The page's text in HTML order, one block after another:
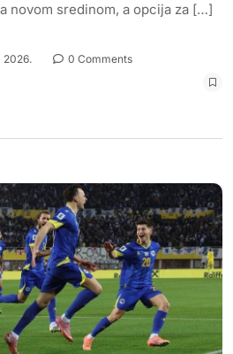
novom sredinom, a opcija za […]
2026.
0 Comments